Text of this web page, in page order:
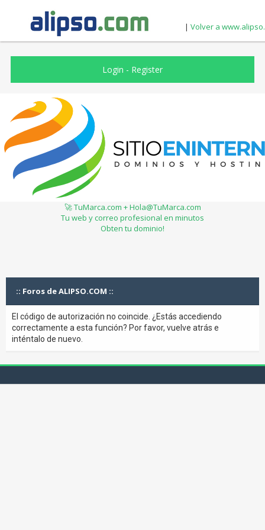
| Volver a
Login - Register
🚀 TuMarca.com + Hola@TuMarca.com
Tu web y correo profesional en minutos
Obten tu dominio!
:: Foros de ALIPSO.COM ::
El código de autorización no coincide. ¿Estás accediendo
correctamente a esta función? Por favor, vuelve atrás e
inténtalo de nuevo.